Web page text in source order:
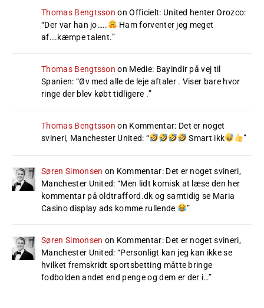
Thomas Bengtsson onOfficielt: United henter Orozco:
“Der var han jo…..
Ham forventer jeg meget
af….kæmpe talent.”
Thomas Bengtsson on Medie: Bayindir på vej til
Spanien: “Øv med alle de leje aftaler . Viser bare hvor
ringe der blev købt tidligere .”
Thomas Bengtsson on Kommentar: Det er noget
svineri, Manchester United: “ Smart ikk ”
Søren Simonsen on Kommentar: Det er noget svineri,
Manchester United: “Men lidt komisk at læse den her
kommentar på oldtrafford.dk og samtidig se Maria
Casino display ads komme rullende
”
Søren Simonsen on Kommentar: Det er noget svineri,
Manchester United: “Personligt kan jeg kan ikke se
hvilket fremskridt sportsbetting måtte bringe
fodbolden andet end penge og dem er der i…”